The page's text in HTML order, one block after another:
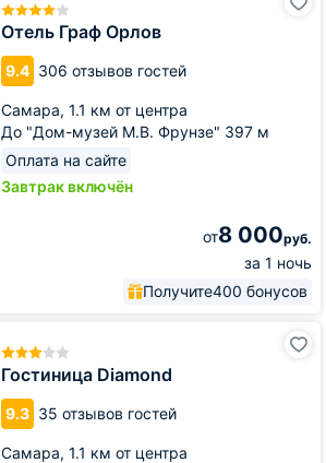
Отель Граф Орлов
9.4 306 отзывов гостей
Самара, 1.1 км от центра
До "Дом-музей М.В. Фрунзе" 397 м
Оплата на сайте
Завтрак включён
от8 000руб.
за 1 ночь
Получите400 бонусов
Гостиница Diamond
9.3 35 отзывов гостей
Самара, 1.1 км от центра